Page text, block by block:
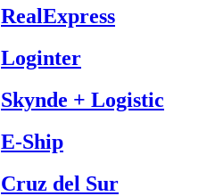
RealExpress
Loginter
Skynde + Logistic
E-Ship
Cruz del Sur